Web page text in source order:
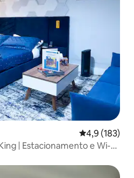
4,9 de uma
4,9 (183)
| Estacionamento e Wi-Fi